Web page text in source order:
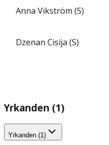
Anna Vikström (S)
Dzenan Cisija (S)
Yrkanden (1)
Yrkanden (1)